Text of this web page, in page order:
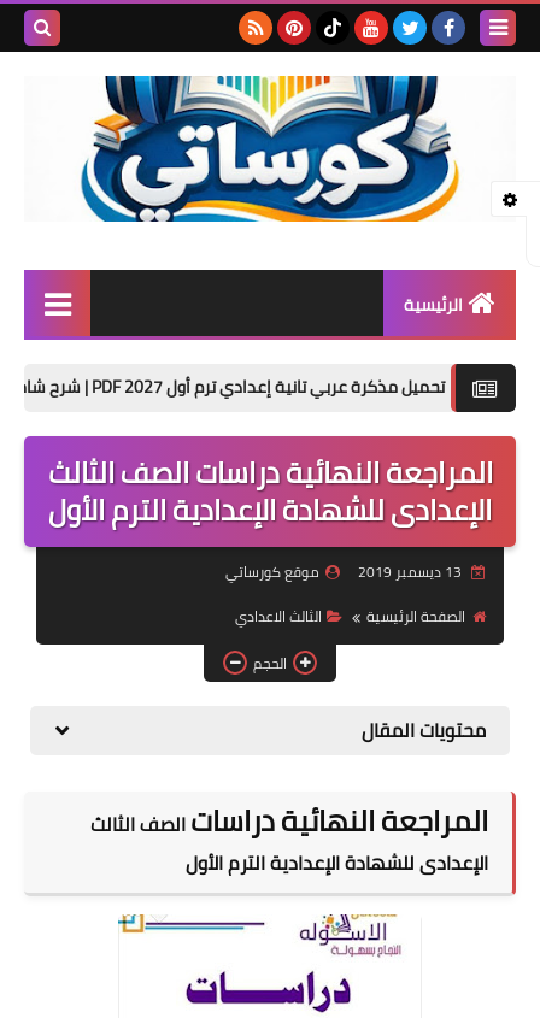
الرئيسية
المرحلة الثانوية
تأسيس حضانة
موضوعات
تربويات
تكنولوجيا
صحة
تحميل مذكرة عربي تانية إعدادي ترم أول 2027 PDF | شرح شامل للأستاذ أكرم مؤمن
المراجعة النهائية دراسات الصف الثالث
الإعدادى للشهادة الإعدادية الترم الأول
موقع كورساتي
الصفحة الرئيسية
الثالث الاعدادي
الحجم
محتويات المقال
المراجعة النهائية دراساتالصف الثالث
الإعدادى للشهادة الإعدادية الترم الأول